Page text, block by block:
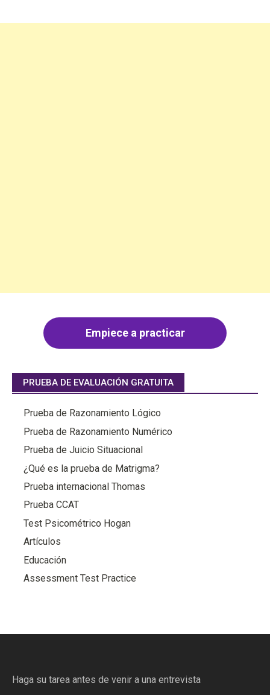
Empiece a practicar
PRUEBA DE EVALUACIÓN GRATUITA
Prueba de Razonamiento Lógico
Prueba de Razonamiento Numérico
Prueba de Juicio Situacional
¿Qué es la prueba de Matrigma?
Prueba internacional Thomas
Prueba CCAT
Test Psicométrico Hogan
Artículos
Educación
Assessment Test Practice
Haga su tarea antes de venir a una entrevista